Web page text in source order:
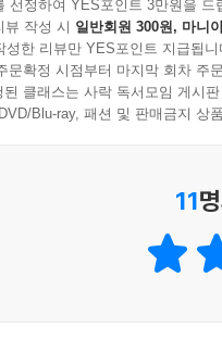
자〉
자: 검색어 상위 노출을 해도
'답변'으로 룰이 바뀐 시장
선정하여 YES포인트 3만원을 드
뷰 작성 시 일반회원 300원, 마니
성한 리뷰만 YES포인트 지급됩니
문확정 시점부터 마지막 회차 주
클래스는 사락 독서모임 게시
Blu-ray, 패션 및 판매금지 상
11